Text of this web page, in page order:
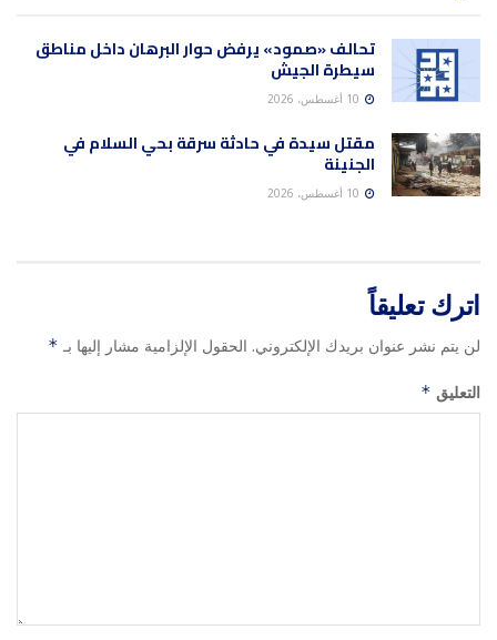
تحالف «صمود» يرفض حوار البرهان داخل مناطق
سيطرة الجيش
مقتل سيدة في حادثة سرقة بحي السلام في
الجنينة
اترك تعليقاً
لن يتم نشر عنوان بريدك الإلكتروني. الحقول الإلزامية مشار إليها بـ *
التعليق *